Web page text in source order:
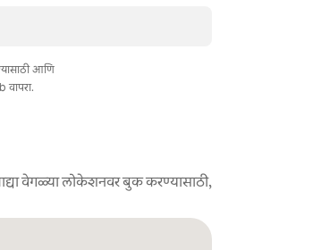
आणि
वापरा.
वेगळ्या लोकेशनवर बुक करण्यासाठी,